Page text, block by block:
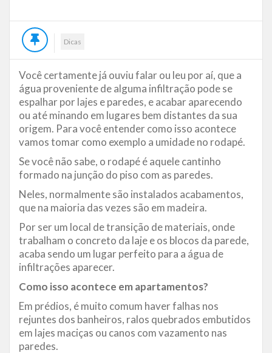
Dicas
Você certamente já ouviu falar ou leu por aí, que a
água proveniente de alguma infiltração pode se
espalhar por lajes e paredes, e acabar aparecendo
ou até minando em lugares bem distantes da sua
origem. Para você entender como isso acontece
vamos tomar como exemplo a umidade no rodapé.
Se você não sabe, o rodapé é aquele cantinho
formado na junção do piso com as paredes.
Neles, normalmente são instalados acabamentos,
que na maioria das vezes são em madeira.
Por ser um local de transição de materiais, onde
trabalham o concreto da laje e os blocos da parede,
acaba sendo um lugar perfeito para a água de
infiltrações aparecer.
Como isso acontece em apartamentos?
Em prédios, é muito comum haver falhas nos
rejuntes dos banheiros, ralos quebrados embutidos
em lajes maciças ou canos com vazamento nas
paredes.